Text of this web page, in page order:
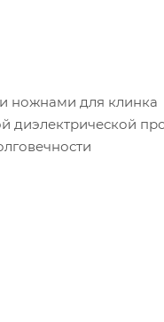
ножнами для клинка
диэлектрической